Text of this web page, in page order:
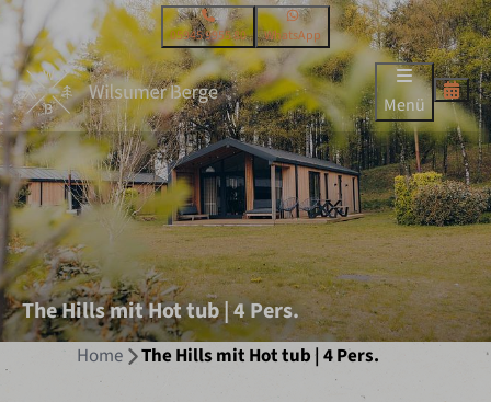
05945 9955 80 WhatsApp
Menü
The Hills mit Hot tub | 4 Pers.
Home The Hills mit Hot tub | 4 Pers.